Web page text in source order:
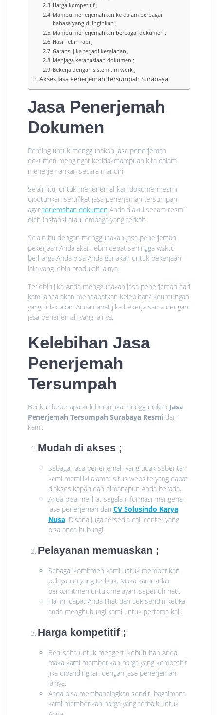
Harga kompetitif ;
Mampu menerjemahkan ke dalam berbagai
bahasa yang di inginkan ;
Mampu menerjemahkan berbagai dokumen ;
Hasil lebih rapi ;
Garansi jika terjadi kesalahan ;
Menjaga kerahasiaan dokumen ;
Bekerja dengan sistem tim work ;
Akses Jasa Penerjemah Tersumpah Surabaya
Jasa Penerjemah
Dokumen
Penting untuk menggunakan jasa penerjemah
dokumen mengingat ketidakmampuan kita dalam
menerjemahkan secara mandiri.
Selain itu, untuk menerjemahkan dokumen resmi
dibutuhkan sertifikat jasa penerjemah tersumpah
agar terjemahan dokumen Anda diakui secara resmi
oleh instansi atau lembaga yang terkait.
Selain itu dengan menggunakan jasa penerjemah
pekerjaan Anda akan lebih cepat sehingga waktu
berharga Anda bisa Anda gunakan untuk pekerjaan
lain yang lebih produktif lainya.
Terlebih jika Anda menggunakan jasa penerjemah dari
kami anda akan mendapatkan kelebihan/ keuntungan
yang tidak akan Anda dapat jika bekerja sama dengan
jasa penerjemah yang lainya.
Kelebihan Jasa
Penerjemah
Tersumpah
Berikut beberapa kelebihan jika menggunakan Jasa
Penerjemah Tersumpah Surabaya Resmi dari
kami:
Mudah di akses ;
Sebagai jasa penerjemah yang tidak sebentar
kami memiliki alamat situs website yang dapat
diakses kapan dan dimanapun Anda berada.
Anda bisa melihat segala informasi mengenai
jasa penerjemah dari CV Solusindo Karya
Nusa. Disana juga tersedia call center yang
bisa anda hubungi.
Pelayanan memuaskan ;
Sebagai komitmen kami untuk memberikan
pelayanan yang terbaik. Maka kami selalu
berkomitmen untuk melayani sepenuh hati.
Hal ini dapat Anda lihat dan cek sendiri ketika
anda menghubungi kami untuk pertama kali.
Harga kompetitif ;
Berusaha untuk mengerti kebutuhan Anda,
maka kami memberikan harga yang kompetitif
jika dibandingkan dengan jasa penerjemah
lainya.
Anda bisa membandingkan sendiri bagaimana
kami memberikan harga yang terbaik untuk